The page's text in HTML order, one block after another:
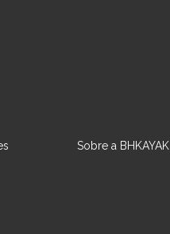
Sobre a BHKAYAK